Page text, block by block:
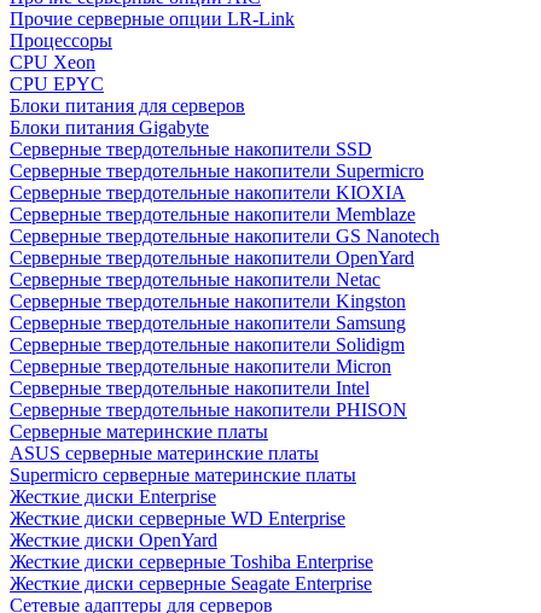
Прочие серверные опции LR-Link
Процессоры
CPU Xeon
CPU EPYC
Блоки питания для серверов
Блоки питания Gigabyte
Серверные твердотельные накопители SSD
Cерверные твердотельные накопители Supermicro
Cерверные твердотельные накопители KIOXIA
Cерверные твердотельные накопители Memblaze
Cерверные твердотельные накопители GS Nanotech
Серверные твердотельные накопители OpenYard
Серверные твердотельные накопители Netac
Cерверные твердотельные накопители Kingston
Cерверные твердотельные накопители Samsung
Cерверные твердотельные накопители Solidigm
Cерверные твердотельные накопители Micron
Cерверные твердотельные накопители Intel
Cерверные твердотельные накопители PHISON
Серверные материнские платы
ASUS серверные материнские платы
Supermicro серверные материнские платы
Жесткие диски Enterprise
Жесткие диски серверные WD Enterprise
Жесткие диски OpenYard
Жесткие диски серверные Toshiba Enterprise
Жесткие диски серверные Seagate Enterprise
Сетевые адаптеры для серверов